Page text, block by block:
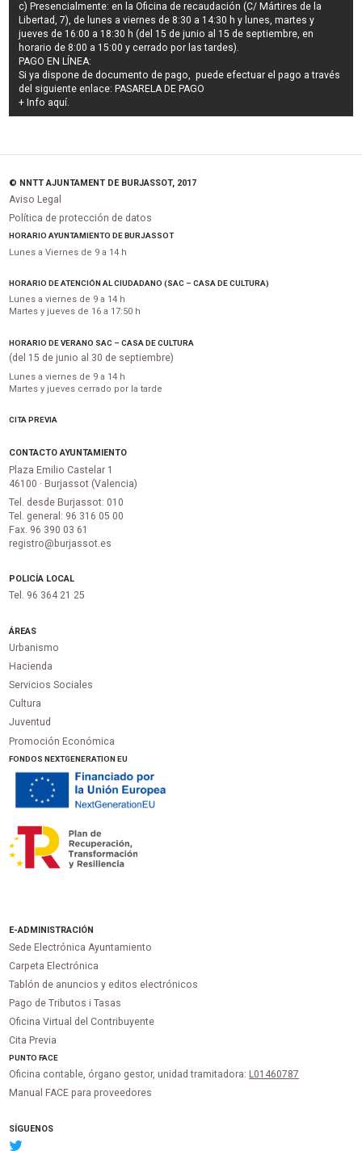
c) Presencialmente: en la Oficina de recaudación (C/ Mártires de la
Libertad, 7), de lunes a viernes de 8:30 a 14:30 h y lunes, martes y
jueves de 16:00 a 18:30 h (del 15 de junio al 15 de septiembre, en
horario de 8:00 a 15:00 y cerrado por las tardes).
PAGO EN LÍNEA:
Si ya dispone de documento de pago, puede efectuar el pago a través
del siguiente enlace: PASARELA DE PAGO
+ Info aquí.
© NNTT AJUNTAMENT DE BURJASSOT, 2017
Aviso Legal
Política de protección de datos
HORARIO AYUNTAMIENTO DE BURJASSOT
Lunes a Viernes de 9 a 14 h
HORARIO DE ATENCIÓN AL CIUDADANO (SAC – CASA DE CULTURA)
Lunes a viernes de 9 a 14 h
Martes y jueves de 16 a 17:50 h
HORARIO DE VERANO SAC – CASA DE CULTURA
(del 15 de junio al 30 de septiembre)
Lunes a viernes de 9 a 14 h
Martes y jueves cerrado por la tarde
CITA PREVIA
CONTACTO AYUNTAMIENTO
Plaza Emilio Castelar 1
46100 · Burjassot (Valencia)
Tel. desde Burjassot: 010
Tel. general: 96 316 05 00
Fax. 96 390 03 61
registro@burjassot.es
POLICÍA LOCAL
Tel. 96 364 21 25
ÁREAS
Urbanismo
Hacienda
Servicios Sociales
Cultura
Juventud
Promoción Económica
FONDOS NEXTGENERATION EU
E-ADMINISTRACIÓN
Sede Electrónica Ayuntamiento
Carpeta Electrónica
Tablón de anuncios y editos electrónicos
Pago de Tributos i Tasas
Oficina Virtual del Contribuyente
Cita Previa
PUNTOFACE
Oficina contable, órgano gestor, unidad tramitadora: L01460787
Manual FACE para proveedores
SÍGUENOS